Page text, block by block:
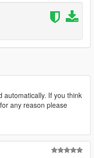
& More
automatically. If you think
any reason please